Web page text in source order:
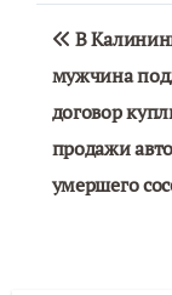
по
В
мужчина
договор
продажи
умершего